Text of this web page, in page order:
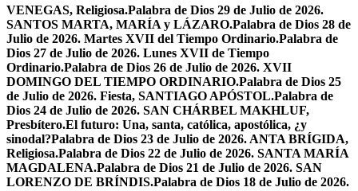
VENEGAS, Religiosa.Palabra de Dios 29 de Julio de 2026.
SANTOS MARTA, MARÍA y LÁZARO.Palabra de Dios 28 de
Julio de 2026. Martes XVII del Tiempo Ordinario.Palabra de
Dios 27 de Julio de 2026. Lunes XVII de Tiempo
Ordinario.Palabra de Dios 26 de Julio de 2026. XVII
DOMINGO DEL TIEMPO ORDINARIO.Palabra de Dios 25
de Julio de 2026. Fiesta, SANTIAGO APÓSTOL.Palabra de
Dios 24 de Julio de 2026. SAN CHÁRBEL MAKHLUF,
Presbítero.El futuro: Una, santa, católica, apostólica, ¿y
sinodal?Palabra de Dios 23 de Julio de 2026. ANTA BRÍGIDA,
Religiosa.Palabra de Dios 22 de Julio de 2026. SANTA MARÍA
MAGDALENA.Palabra de Dios 21 de Julio de 2026. SAN
LORENZO DE BRÍNDIS.Palabra de Dios 18 de Julio de 2026.